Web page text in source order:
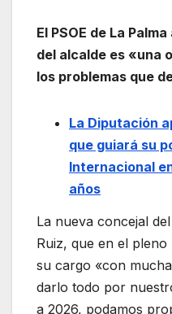
El PSOE de La
del alcalde es «una
los problemas que
La Diputación
que guiará su
Internacional
años
La nueva concejal
Ruiz, que en el
su cargo «con
darlo todo por
a 2026, podamos